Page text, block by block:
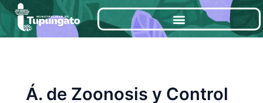
Ir
contenido
Á. de Zoonosis y Control